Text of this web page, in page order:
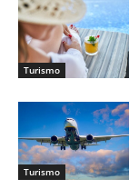
Turismo
Turismo